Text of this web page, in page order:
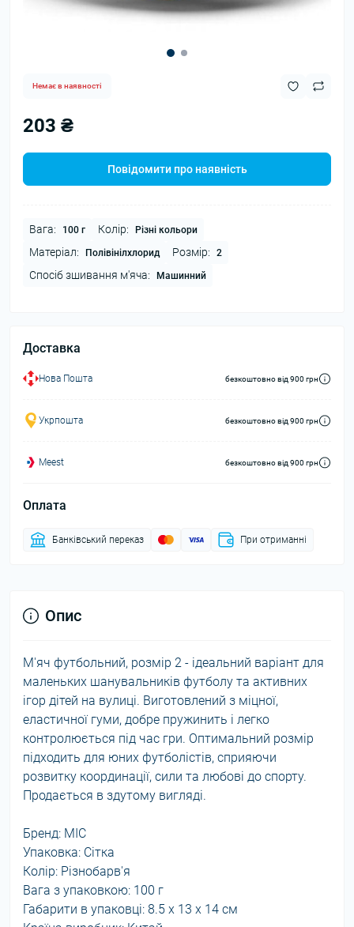
Немає в наявності
203 ₴
Повідомити про наявність
Вага: 100 г Колір: Різні кольори
Матеріал: Полівінілхлорид Розмір: 2
Спосіб зшивання м'яча: Машинний
Доставка
Нова Пошта безкоштовно від 900 грн
Укрпошта безкоштовно від 900 грн
Meest безкоштовно від 900 грн
Оплата
Банківський переказ При отриманні
Опис
М'яч футбольний, розмір 2 - ідеальний варіант для
маленьких шанувальників футболу та активних
ігор дітей на вулиці. Виготовлений з міцної,
еластичної гуми, добре пружинить і легко
контролюється під час гри. Оптимальний розмір
підходить для юних футболістів, сприяючи
розвитку координації, сили та любові до спорту.
Продається в здутому вигляді.
Бренд: MIC
Упаковка: Сітка
Колір: Різнобарв'я
Вага з упаковкою: 100 г
Габарити в упаковці: 8.5 x 13 x 14 см